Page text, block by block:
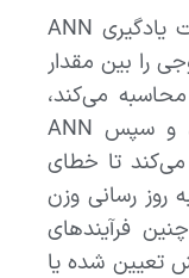
روش انتشار پسرو برای افزایش قابلیت یادگیری ANN
را بین مقدار
می‌کند،
سپس آن را به ANN باز می‌گرداند، و سپس ANN
تا خطای
روز رسانی وزن
فرآیندهای
تعیین شده یا